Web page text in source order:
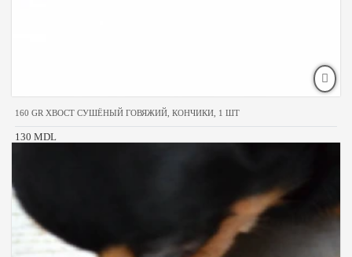
160 GR ХВОСТ СУШЁНЫЙ ГОВЯЖИЙ, КОНЧИКИ, 1 ШТ
130 MDL